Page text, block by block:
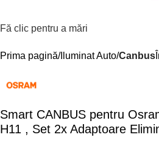
Fă clic pentru a mări
Prima pagină Iluminat Auto Canbus
Smart CANBUS pentru
H11 , Set 2x Adaptoare